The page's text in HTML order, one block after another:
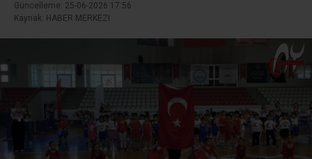
Güncelleme: 25-06-2026 17:56
Kaynak: HABER MERKEZI